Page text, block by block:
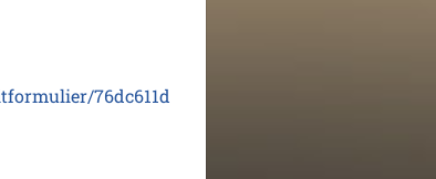
76dc611d